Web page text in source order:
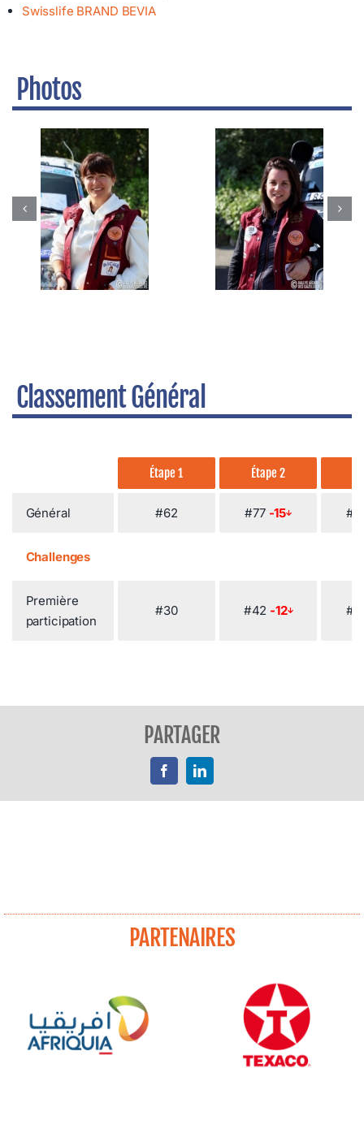
Swisslife BRAND BEVIA
Photos
Classement Général
Étape 1 Étape 2
Général #62 #77 -15
Challenges
Première
participation
#30 #42 -12
PARTAGER
FacebookLinkedIn
PARTENAIRES